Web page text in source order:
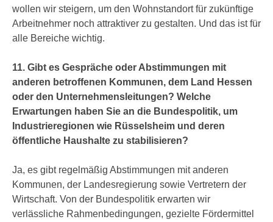
wollen wir steigern, um den Wohnstandort für zukünftige
Arbeitnehmer noch attraktiver zu gestalten. Und das ist für
alle Bereiche wichtig.
11. Gibt es Gespräche oder Abstimmungen mit
anderen betroffenen Kommunen, dem Land Hessen
oder den Unternehmensleitungen? Welche
Erwartungen haben Sie an die Bundespolitik, um
Industrieregionen wie Rüsselsheim und deren
öffentliche Haushalte zu stabilisieren?
Ja, es gibt regelmäßig Abstimmungen mit anderen
Kommunen, der Landesregierung sowie Vertretern der
Wirtschaft. Von der Bundespolitik erwarten wir
verlässliche Rahmenbedingungen, gezielte Fördermittel